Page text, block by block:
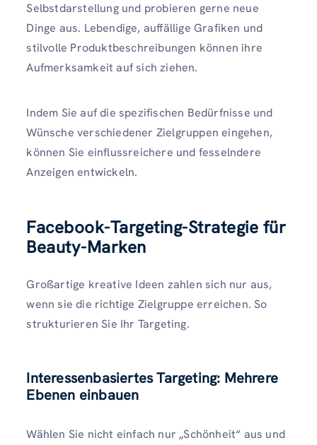
Selbstdarstellung und probieren gerne neue
Dinge aus. Lebendige, auffällige Grafiken und
stilvolle Produktbeschreibungen können ihre
Aufmerksamkeit auf sich ziehen.
Indem Sie auf die spezifischen Bedürfnisse und
Wünsche verschiedener Zielgruppen eingehen,
können Sie einflussreichere und fesselndere
Anzeigen entwickeln.
Facebook-Targeting-Strategie für
Beauty-Marken
Großartige kreative Ideen zahlen sich nur aus,
wenn sie die richtige Zielgruppe erreichen. So
strukturieren Sie Ihr Targeting.
Interessenbasiertes Targeting: Mehrere
Ebenen einbauen
Wählen Sie nicht einfach nur „Schönheit“ aus und